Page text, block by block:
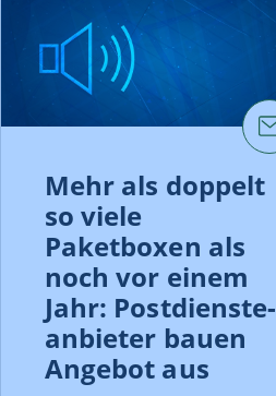
Mehr als doppelt
so viele
Paketboxen als
noch vor einem
Jahr: Post­dienste­
anbieter bauen
Angebot aus